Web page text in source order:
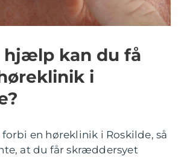
hjælp kan du få
i
en høreklinik i Roskilde, så
at du får skræddersyet